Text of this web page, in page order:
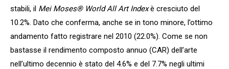
stabili, il Mei Moses® World All Art Indexè cresciuto del
10.2%. Dato che conferma, anche se in tono minore, l’ottimo
andamento fatto registrare nel 2010 (22.0%). Come se non
bastasse il rendimento composto annuo (CAR) dell’arte
nell’ultimo decennio è stato del 4.6% e del 7.7% negli ultimi